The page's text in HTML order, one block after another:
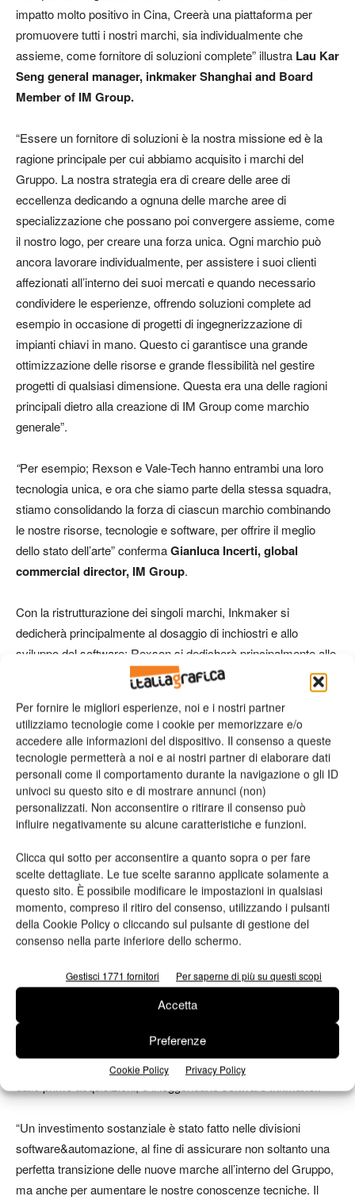
Per fornire le migliori esperienze, noi e i nostri partner
utilizziamo tecnologie come i cookie per memorizzare e/o
accedere alle informazioni del dispositivo. Il consenso a queste
tecnologie permetterà a noi e ai nostri partner di elaborare dati
personali come il comportamento durante la navigazione o gli ID
univoci su questo sito e di mostrare annunci (non)
personalizzati. Non acconsentire o ritirare il consenso può
influire negativamente su alcune caratteristiche e funzioni.
Clicca qui sotto per acconsentire a quanto sopra o per fare
scelte dettagliate. Le tue scelte saranno applicate solamente a
questo sito. È possibile modificare le impostazioni in qualsiasi
momento, compreso il ritiro del consenso, utilizzando i pulsanti
della Cookie Policy o cliccando sul pulsante di gestione del
consenso nella parte inferiore dello schermo.
Gestisci 1771 fornitori Per saperne di più su questi scopi
Accetta
Preferenze
Cookie Policy Privacy Policy
impatto molto positivo in Cina, Creerà una piattaforma per
promuovere tutti i nostri marchi, sia individualmente che
assieme, come fornitore di soluzioni complete” illustra Lau Kar
Seng general manager, inkmaker Shanghai and Board
Member of IM Group.
“Essere un fornitore di soluzioni è la nostra missione ed è la
ragione principale per cui abbiamo acquisito i marchi del
Gruppo. La nostra strategia era di creare delle aree di
eccellenza dedicando a ognuna delle marche aree di
specializzazione che possano poi convergere assieme, come
il nostro logo, per creare una forza unica. Ogni marchio può
ancora lavorare individualmente, per assistere i suoi clienti
affezionati all’interno dei suoi mercati e quando necessario
condividere le esperienze, offrendo soluzioni complete ad
esempio in occasione di progetti di ingegnerizzazione di
impianti chiavi in mano. Questo ci garantisce una grande
ottimizzazione delle risorse e grande flessibilità nel gestire
progetti di qualsiasi dimensione. Questa era una delle ragioni
principali dietro alla creazione di IM Group come marchio
generale”.
“Per esempio; Rexson e Vale-Tech hanno entrambi una loro
tecnologia unica, e ora che siamo parte della stessa squadra,
stiamo consolidando la forza di ciascun marchio combinando
le nostre risorse, tecnologie e software, per offrire il meglio
dello stato dell’arte” confermaGianluca Incerti, global
commercial director, IM Group.
Con la ristrutturazione dei singoli marchi, Inkmaker si
dedicherà principalmente al dosaggio di inchiostri e allo
sviluppo del software; Rexson si dedicherà principalmente alle
vernici e agli inchiostri liquidi, Vale-Tech alla tecnologia narrow-
web ed agli inchiostri offset, sia UV che convenzionali; Swesa
punterà al settore alimentare, farmaceutico, al packaging con
cartone corrugato, alla cosmetica e ad altro; Teko rimarrà nel
settore del POS e dell’R&D training; Tecnopails produrrà
invece riempitrici.
“Visto dall’esterno, crediamo che questa decisione farà
nostri marchi e le loro attività principali. Internamente, potremo
convogliare le nostre energie sull’R&D e sviluppare sempre di
più le varie aree di riferimento di ogni marchio” ha poi aggiunto
Incerti.
motivi principali dietro alla creazione di IM Group e offrirà un
importante vantaggio per differenziare il Gruppo nel mercato
globale.
Un altro vantaggio, che ha giocato un ruolo da protagonista sin
“Un investimento sostanziale è stato fatto nelle divisioni
software&automazione, al fine di assicurare non soltanto una
perfetta transizione delle nuove marche all’interno del Gruppo,
ma anche per aumentare le nostre conoscenze tecniche. Il